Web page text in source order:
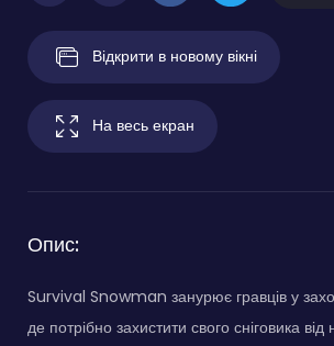
Відкрити в новому вікні
На весь екран
Опис:
Survival Snowman занурює гравців у
де потрібно захистити свого сніговика